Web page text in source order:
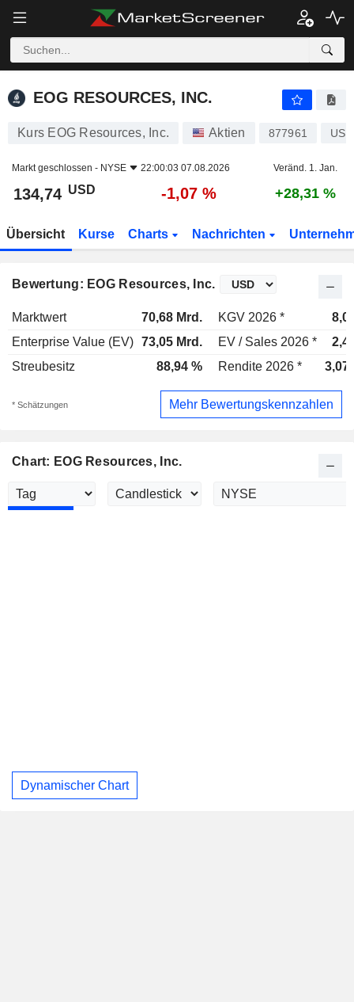
EOG RESOURCES, INC.
EOG RESOURCES, INC.
Kurs EOG Resources, Inc. Aktien 877961
Markt geschlossen - NYSE 22:00:03 07.08.2026 Veränd. 1. Jan.
134,74 USD -1,07 % +28,31 %
Übersicht Kurse Charts Nachrichten
Bewertung: EOG Resources, Inc.
Marktwert 70,68 Mrd. KGV 2026 *
Enterprise Value (EV) 73,05 Mrd. EV / Sales 2026 *
Streubesitz
88,94 % Rendite 2026 * 3,07
* Schätzungen Mehr Bewertungskennzahlen
Chart: EOG Resources, Inc.
Dynamischer Chart